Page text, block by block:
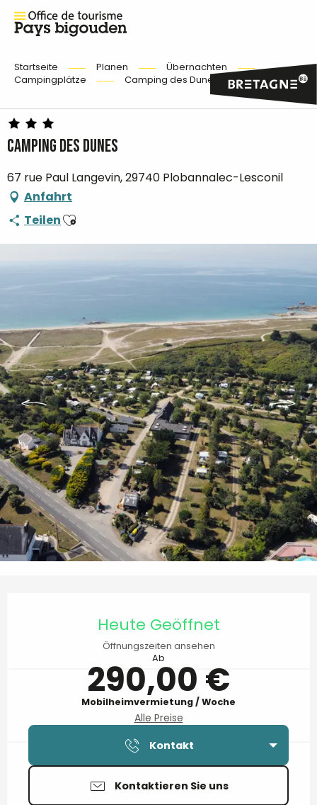
Startseite Planen
Übernachten
Campingplätze
Camping des Dunes
Camping des Dunes
67 rue Paul Langevin, 29740 Plobannalec-Lesconil
Anfahrt
TeilenAjouter aux favoris
Heute Geöffnet
Öffnungszeiten ansehen
Ab
290,00 €
Mobilheimvermietung / Woche
Alle Preise
Kontakt
Kontaktieren Sie uns